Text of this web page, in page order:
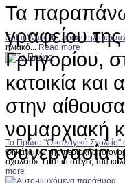
Solar Walk: Το πρώτο ηλιακό
ηλιακό... Read more
Το Πρώτο "Οικολογικό
Οι κάτοικοι της περιοχής το
σχολείο». Γιατί οι στέγες του
more
Τα παραπάνω
γραφείου
Γρηγορίου,
κατοικία
στην
νομαρχιακή
συνεργασία